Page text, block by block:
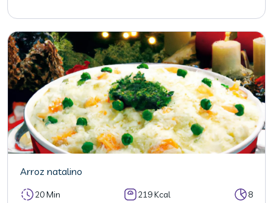
Arroz natalino
20 Min 219 Kcal 8